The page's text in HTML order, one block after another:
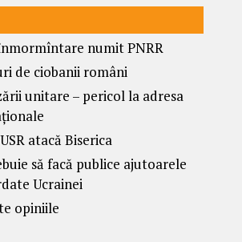
numit PNRR
de ciobanii români
unitare – pericol la adresa
atacă Biserica
să facă publice ajutoarele
Ucrainei
opiniile